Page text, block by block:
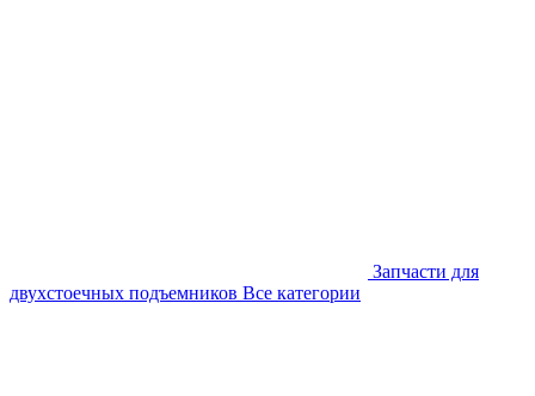
Запчасти для
двухстоечных подъемников Все категории